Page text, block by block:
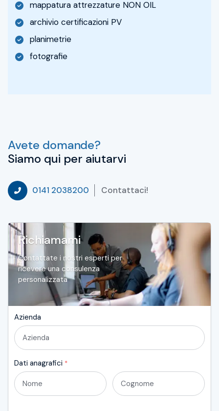
mappatura attrezzature NON OIL
archivio certificazioni PV
planimetrie
fotografie
Avete domande?
Siamo qui per aiutarvi
0141 2038200 Contattaci!
Richiamami
Contattate i nostri esperti per
ricevere una consulenza
personalizzata
Azienda
Dati anagrafici *